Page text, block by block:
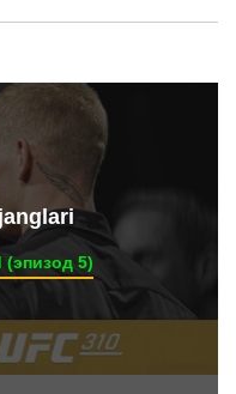
(эпизод 5)